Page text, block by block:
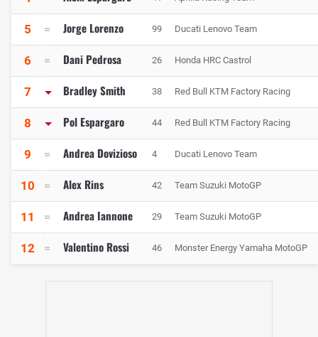
5 Jorge Lorenzo 99 Ducati Lenovo Team
6 Dani Pedrosa 26 Honda HRC Castrol
7 Bradley Smith 38 Red Bull KTM Factory Racing
8 Pol Espargaro 44 Red Bull KTM Factory Racing
9 Andrea Dovizioso 4 Ducati Lenovo Team
10 Alex Rins 42 Team Suzuki MotoGP
11 Andrea Iannone 29 Team Suzuki MotoGP
12 Valentino Rossi 46 Monster Energy Yamaha MotoGP